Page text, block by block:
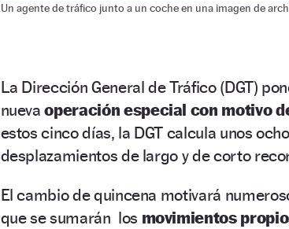
Un agente de tráfico junto a un coche en una imagen de
La Dirección General de Tráfico (DGT)
nuevaoperación especial con motivo
estos cinco días, la DGT calcula unos
desplazamientos de largo y de corto
El cambio de quincena motivará
que se sumarán los movimientos